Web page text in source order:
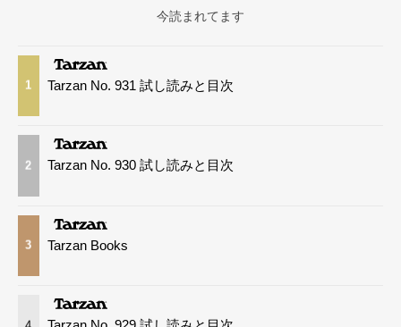
今読まれてます
1 Tarzan No. 931 試し読みと目次
2 Tarzan No. 930 試し読みと目次
3 Tarzan Books